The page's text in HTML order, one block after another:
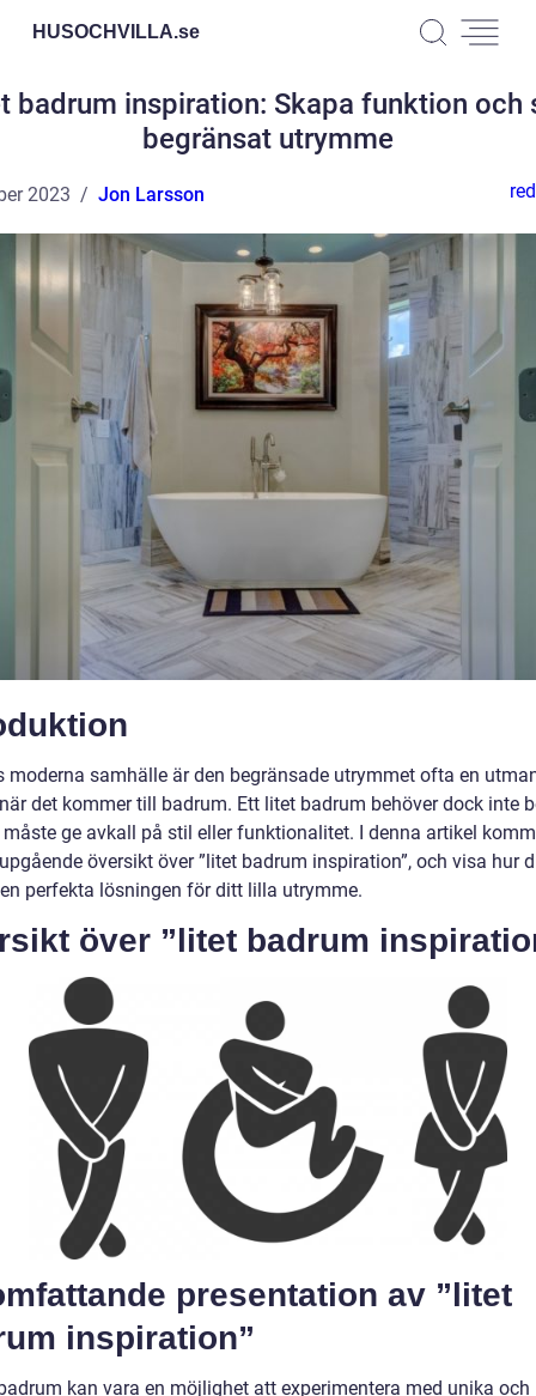
HUSOCHVILLA.se
badrum inspiration: Skapa funktion och
begränsat utrymme
2023 Jon Larsson
moderna samhälle är den begränsade utrymmet ofta en
det kommer till badrum. Ett litet badrum behöver dock inte
ge avkall på stil eller funktionalitet. I denna artikel
översikt över ”litet badrum inspiration”, och visa hur
perfekta lösningen för ditt lilla utrymme.
över ”litet badrum
presentation av ”litet
inspiration”
kan vara en möjlighet att experimentera med unika och